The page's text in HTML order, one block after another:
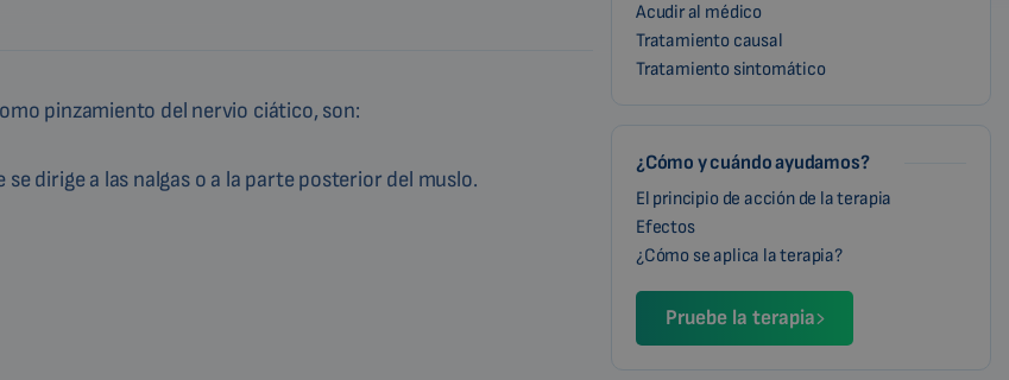
Acudir al médico
Tratamiento causal
Tratamiento sintomático
¿Cómo y cuándo ayudamos?
El principio de acción de la terapia
Efectos
¿Cómo se aplica la terapia?
Pruebe la terapia
pinzamiento del nervio ciático, son:
dirige a las nalgas o a la parte posterior del muslo.